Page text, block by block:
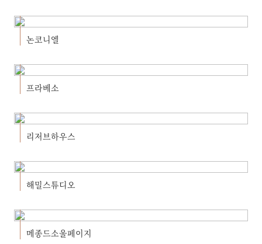
논코니엘
프라베소
리저브하우스
해밀스튜디오
메종드소울페이지